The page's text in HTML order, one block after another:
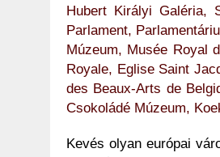
Hubert Királyi Galéria,
Parlament,
Múzeum, Musée Royal
Royale, Eglise Saint
des Beaux-Arts de
Csokoládé Múzeum,
Kevés olyan európai